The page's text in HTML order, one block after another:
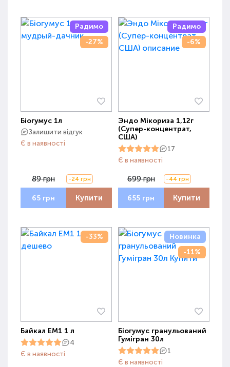
Радимо
-27%
Біогумус 1л
Залишити відгук
Є в наявності
89 грн -24 грн
65 грн Купити
Радимо
-6%
Эндо Мікориза 1,12г
(Супер-концентрат,
США)
17
Є в наявності
699 грн -44 грн
655 грн Купити
-33%
Байкал ЕМ1 1 л
4
Є в наявності
Новинка
-11%
Біогумус гранульований
Гумігран 30л
1
Є в наявності